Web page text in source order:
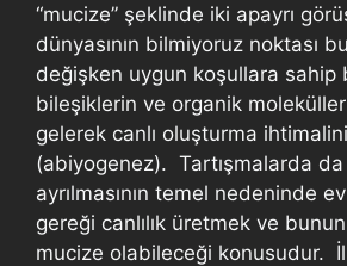
“mucize” şeklinde iki apayrı
dünyasının bilmiyoruz noktası
değişken uygun koşullara sahip
bileşiklerin ve organik
gelerek canlı oluşturma
(abiyogenez). Tartışmalarda da
ayrılmasının temel nedeninde
gereği canlılık üretmek ve
mucize olabileceği konusudur.